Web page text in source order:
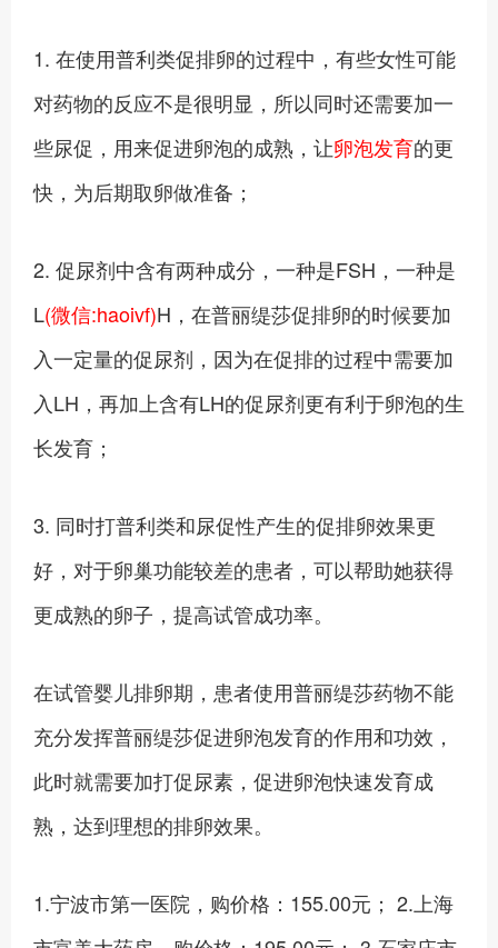
1. 在使用普利类促排卵的过程中，有些女性可能
对药物的反应不是很明显，所以同时还需要加一
些尿促，用来促进卵泡的成熟，让卵泡发育的更
快，为后期取卵做准备；
2. 促尿剂中含有两种成分，一种是FSH，一种是
L(微信:haoivf)H，在普丽缇莎促排卵的时候要加
入一定量的促尿剂，因为在促排的过程中需要加
入LH，再加上含有LH的促尿剂更有利于卵泡的生
长发育；
3. 同时打普利类和尿促性产生的促排卵效果更
好，对于卵巢功能较差的患者，可以帮助她获得
更成熟的卵子，提高试管成功率。
在试管婴儿排卵期，患者使用普丽缇莎药物不能
充分发挥普丽缇莎促进卵泡发育的作用和功效，
此时就需要加打促尿素，促进卵泡快速发育成
熟，达到理想的排卵效果。
1.宁波市第一医院，购价格：155.00元； 2.上海